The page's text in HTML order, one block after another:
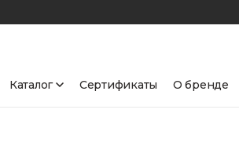
Каталог Сертификаты О бренде